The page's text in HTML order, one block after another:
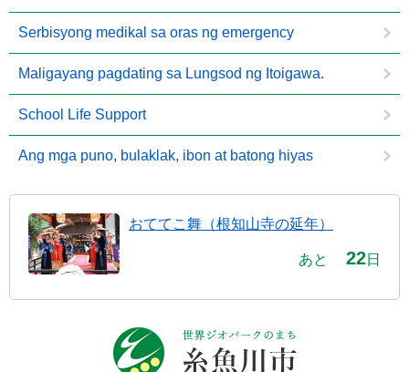
Serbisyong medikal sa oras ng emergency
Maligayang pagdating sa Lungsod ng Itoigawa.
School Life Support
Ang mga puno, bulaklak, ibon at batong hiyas
おててこ舞（根知山寺の延年）
あと 22日